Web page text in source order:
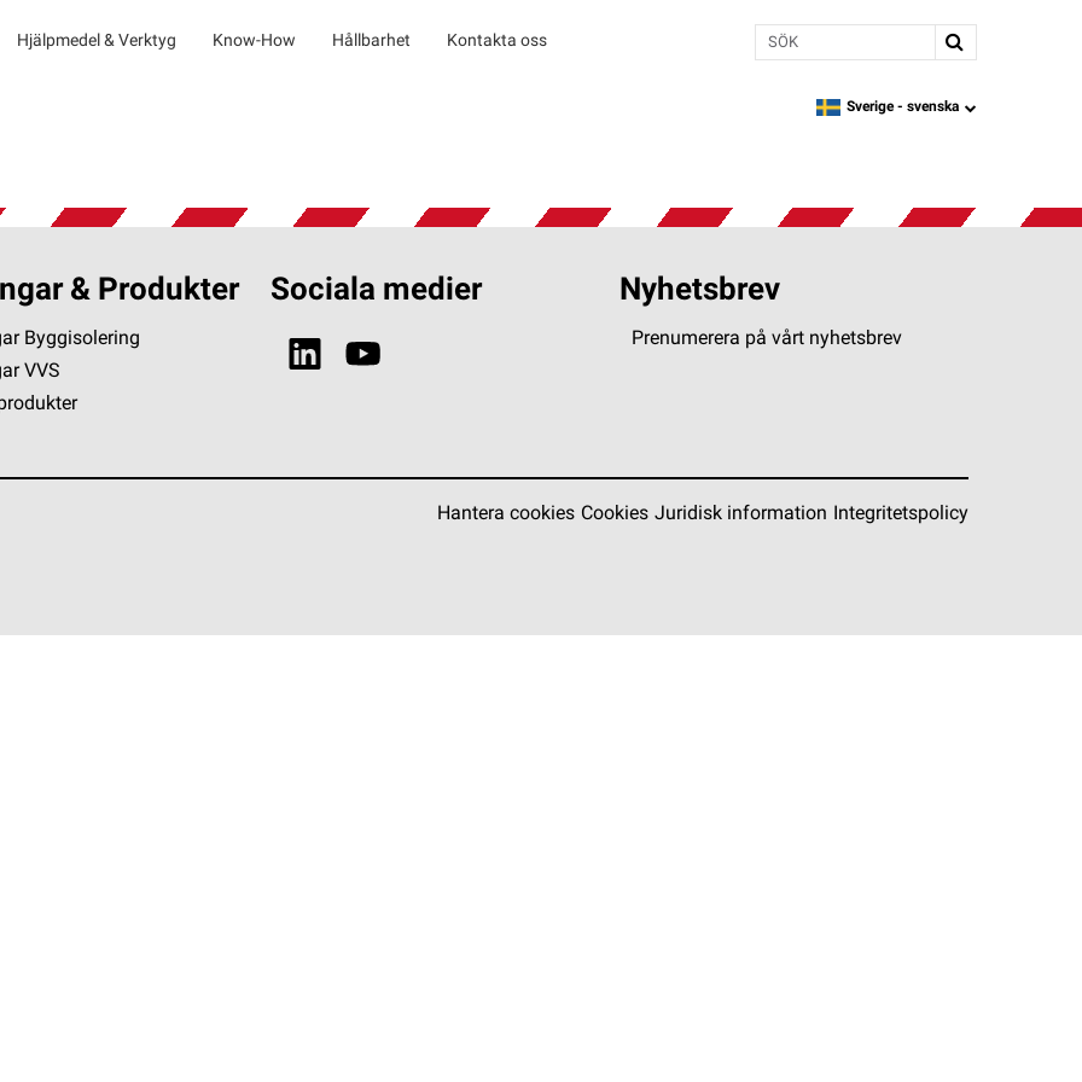
Hjälpmedel & Verktyg Know-How Hållbarhet Kontakta oss Sök
language
Sverige - svenska
& Produkter
Byggisolering
VVS
Sociala medier Nyhetsbrev
Prenumerera på vårt nyhetsbrev
Hantera cookies Cookies Juridisk information Integritetspolicy